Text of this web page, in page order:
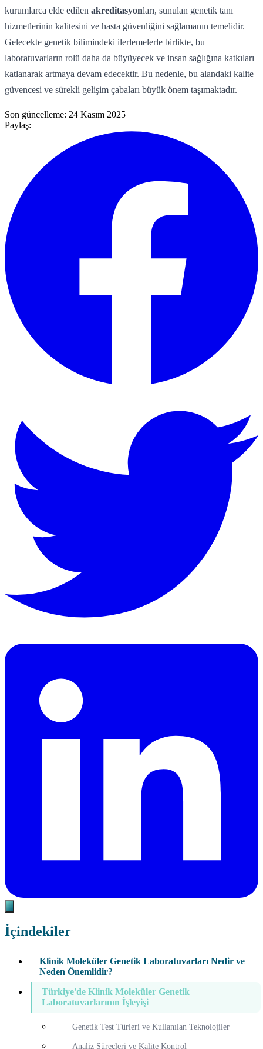
kurumlarca elde edilen akreditasyonları, sunulan genetik tanı
hizmetlerinin kalitesini ve hasta güvenliğini sağlamanın temelidir.
Gelecekte genetik bilimindeki ilerlemelerle birlikte, bu
laboratuvarların rolü daha da büyüyecek ve insan sağlığına katkıları
katlanarak artmaya devam edecektir. Bu nedenle, bu alandaki kalite
güvencesi ve sürekli gelişim çabaları büyük önem taşımaktadır.
Son güncelleme: 24 Kasım 2025
Paylaş:
İçindekiler
Klinik Moleküler Genetik Laboratuvarları Nedir ve
Neden Önemlidir?
Türkiye'de Klinik Moleküler Genetik
Laboratuvarlarının İşleyişi
Genetik Test Türleri ve Kullanılan Teknolojiler
Analiz Süreçleri ve Kalite Kontrol